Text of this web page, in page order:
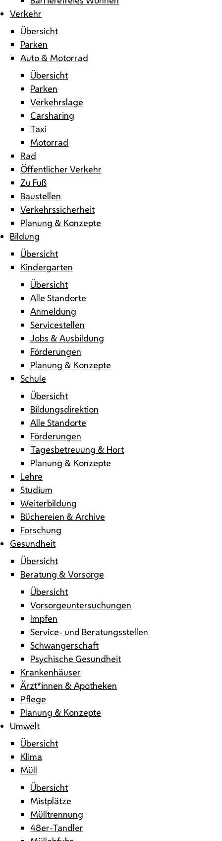
Verkehr
Übersicht
Parken
Auto & Motorrad
Übersicht
Parken
Verkehrslage
Carsharing
Taxi
Motorrad
Rad
Öffentlicher Verkehr
Zu Fuß
Baustellen
Verkehrssicherheit
Planung & Konzepte
Bildung
Übersicht
Kindergarten
Übersicht
Alle Standorte
Anmeldung
Servicestellen
Jobs & Ausbildung
Förderungen
Planung & Konzepte
Schule
Übersicht
Bildungsdirektion
Alle Standorte
Förderungen
Tagesbetreuung & Hort
Planung & Konzepte
Lehre
Studium
Weiterbildung
Büchereien & Archive
Forschung
Gesundheit
Übersicht
Beratung & Vorsorge
Übersicht
Vorsorgeuntersuchungen
Impfen
Service- und Beratungsstellen
Schwangerschaft
Psychische Gesundheit
Krankenhäuser
Ärzt*innen & Apotheken
Pflege
Planung & Konzepte
Umwelt
Übersicht
Klima
Müll
Übersicht
Mistplätze
Mülltrennung
48er-Tandler